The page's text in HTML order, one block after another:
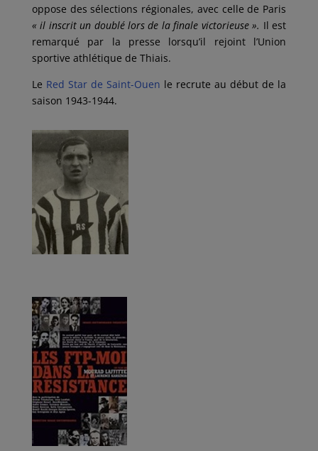
oppose des sélections régionales, avec celle de Paris
« il inscrit un doublé lors de la finale victorieuse ». Il est
remarqué par la presse lorsqu’il rejoint l’Union
sportive athlétique de Thiais.
Le Red Star de Saint-Ouen le recrute au début de la
saison 1943-1944.